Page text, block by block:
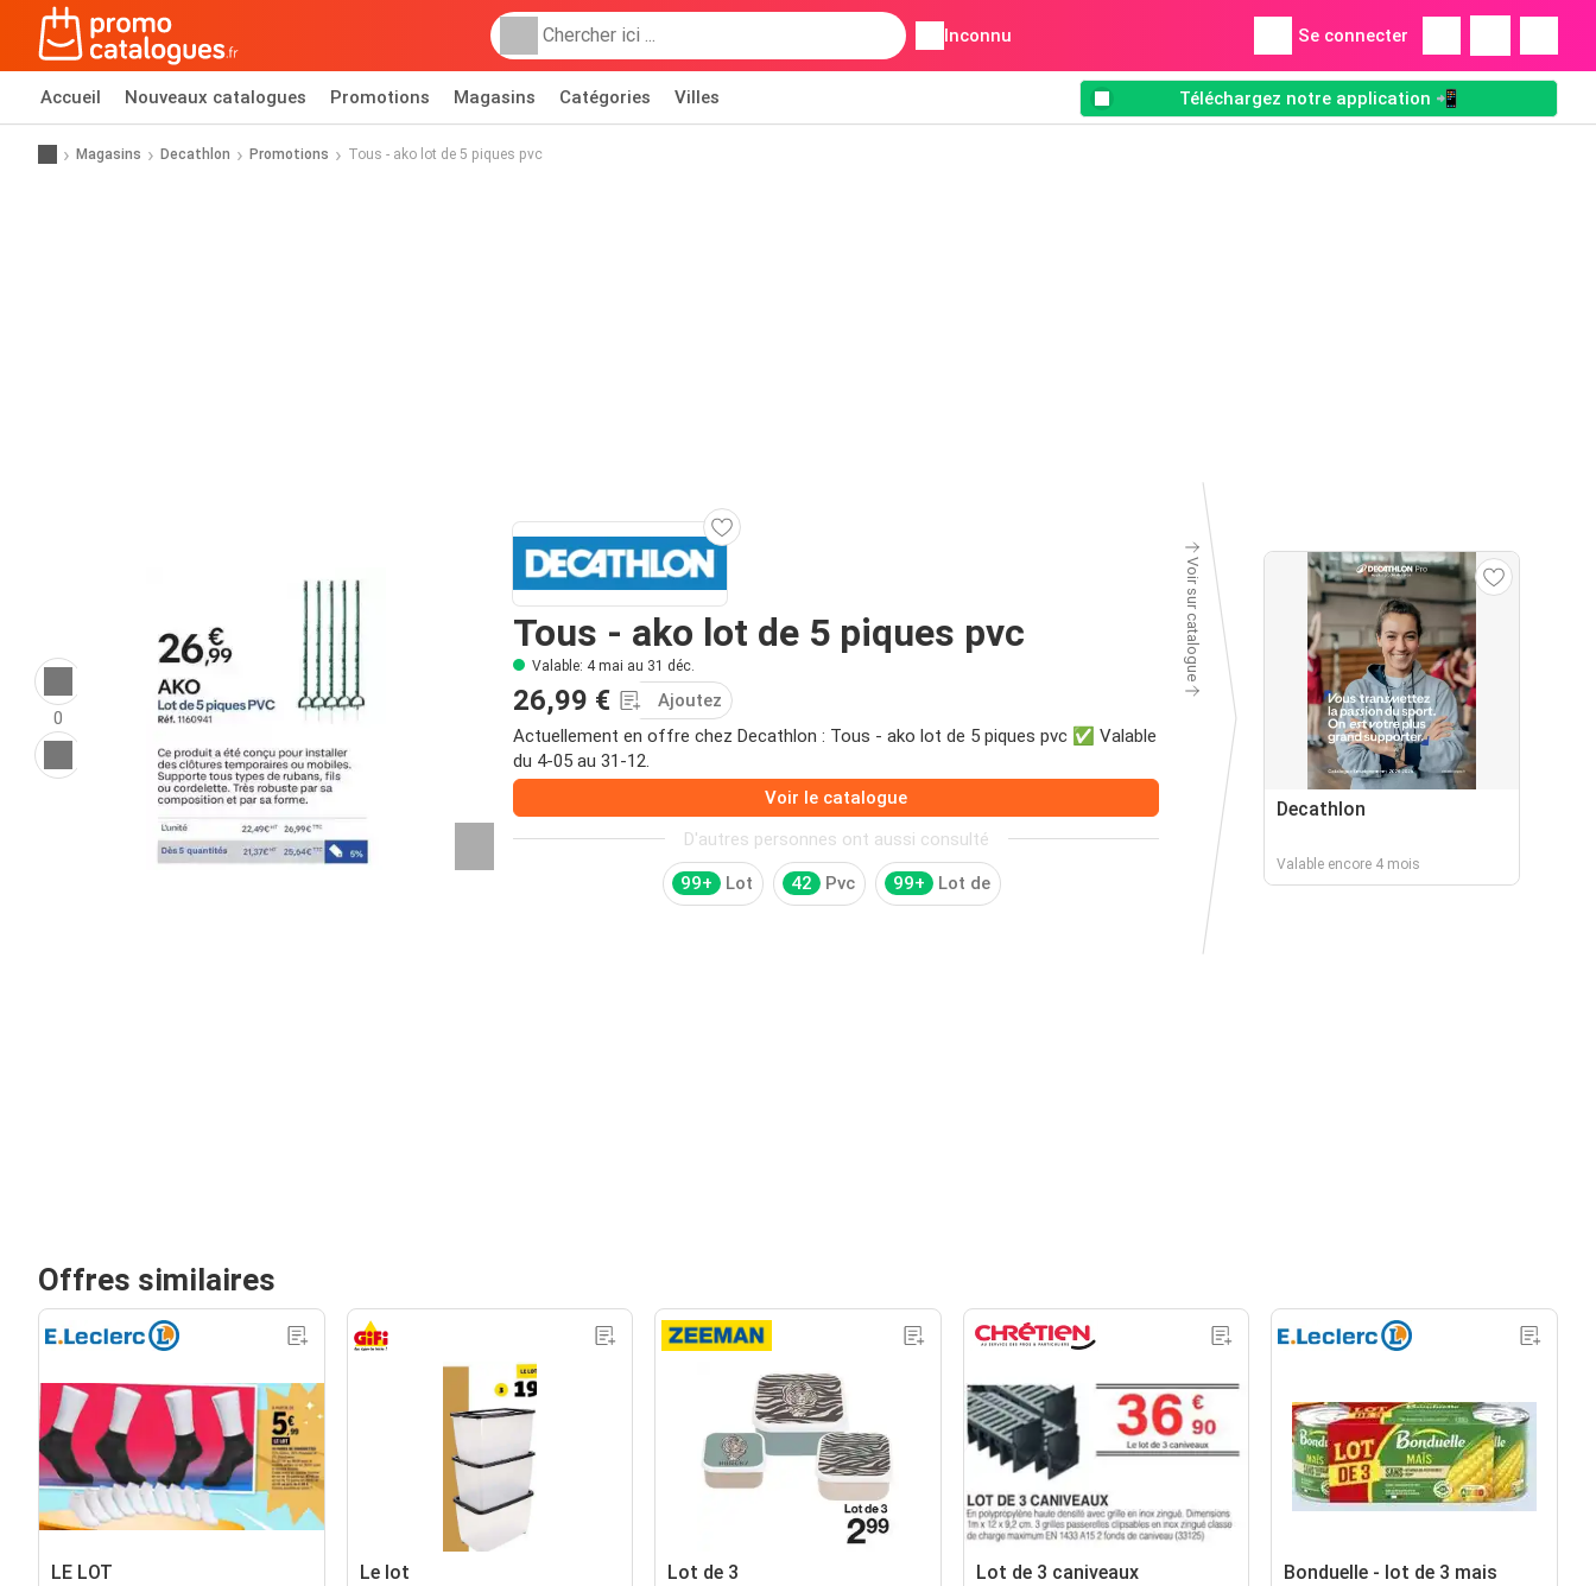
Inconnu Se connecter
Accueil Nouveaux catalogues Promotions Magasins Catégories Villes Téléchargez notre application 📲
Magasins Decathlon Promotions Tous - ako lot de 5 piques pvc
0
Tous - ako lot de 5 piques pvc
Valable: 4 mai au 31 déc.
26,99 €
Ajoutez
Actuellement en offre chez Decathlon : Tous - ako lot de 5 piques pvc ✅ Valable
du 4-05 au 31-12.
Voir le catalogue
D'autres personnes ont aussi consulté
99+ Lot 42 Pvc 99+ Lot de
Voir sur catalogue
Decathlon
Valable encore 4 mois
Offres similaires
LE LOT Le lot Lot de 3 Lot de 3 caniveaux Bonduelle - lot de 3 mais